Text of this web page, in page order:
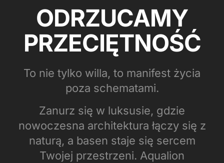
ODRZUCAMY
PRZECIĘTNOŚĆ
To nie tylko willa, to manifest życia
poza schematami.
Zanurz się w luksusie, gdzie
nowoczesna architektura łączy się z
naturą, a basen staje się sercem
Twojej przestrzeni. Aqualion